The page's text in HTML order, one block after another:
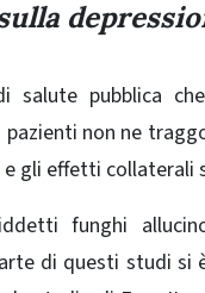
salute pubblica
non ne
gli effetti collaterali
funghi
di questi studi si